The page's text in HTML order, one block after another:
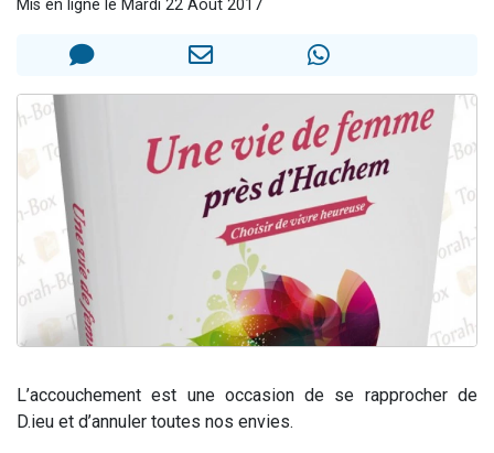
2 nouvelles musiques dans Torah-Box Music
8 personnes viennent de faire un don pour Tsédaka : pauvres d'Israel
2 personnes viennent de faire un don pour 1 Journée de Vacances Pour les Enfants
Mis en ligne le Mardi 22 Août 2017
L’accouchement est une occasion de se rapprocher de
D.ieu et d’annuler toutes nos envies.